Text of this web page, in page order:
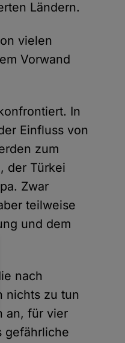
Ländern.
vielen
Vorwand
In
Einfluss von
zum
der Türkei
Zwar
teilweise
und dem
nach
nichts zu tun
an, für vier
gefährliche